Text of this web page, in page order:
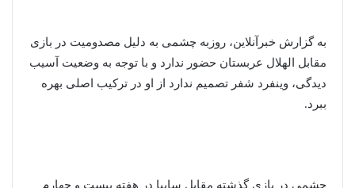
به گزارش خبرآنلاین، روزبه چشمی به دلیل مصدومیت در بازی
مقابل الهلال عربستان حضور ندارد و با توجه به وضعیت آسیب
دیدگی، وینفرد شفر تصمیم ندارد از او در ترکیب اصلی بهره
ببرد.
چشمی در بازی گذشته مقابل سایپا در هفته بیست و چهارم